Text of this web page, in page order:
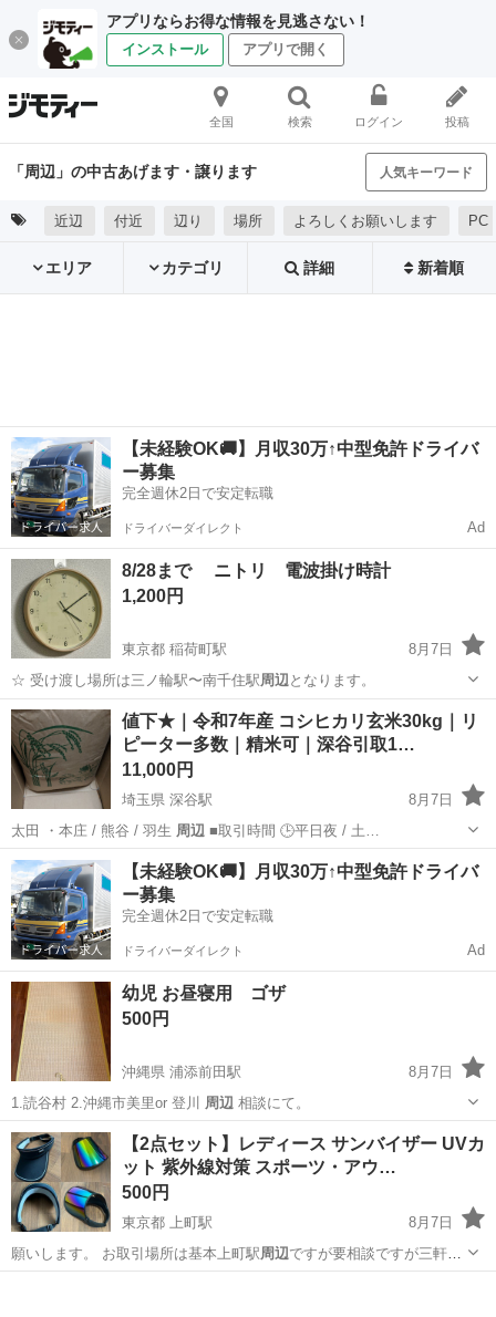
アプリならお得な情報を見逃さない！
インストール アプリで開く
全国 検索 ログイン 投稿
「周辺」の中古あげます・譲ります 人気キーワード
近辺 付近 辺り 場所 よろしくお願いします PC
エリア カテゴリ 詳細 新着順
【未経験OK🚚】月収30万↑中型免許ドライバ
ー募集
完全週休2日で安定転職
ドライバーダイレクト Ad
8/28まで ニトリ 電波掛け時計
1,200円
東京都 稲荷町駅
8月7日
☆ 受け渡し場所は三ノ輪駅〜南千住駅周辺 となります。
東京 台東区 稲荷町駅 時計
値下★｜令和7年産 コシヒカリ玄米30kg｜リ
ピーター多数｜精米可｜深谷引取1…
11,000円
埼玉県 深谷駅
8月7日
太田 ・本庄 / 熊谷 / 羽生 周辺 ■取引時間 🕒平日夜 / 土…
埼玉 熊谷市 深谷駅 食品 玄米
【未経験OK🚚】月収30万↑中型免許ドライバ
ー募集
完全週休2日で安定転職
ドライバーダイレクト Ad
幼児 お昼寝用 ゴザ
500円
沖縄県 浦添前田駅
8月7日
1.読谷村 2.沖縄市美里or 登川 周辺 相談にて。
沖縄 中頭郡 浦添前田駅 ベビー用品
【2点セット】レディース サンバイザー UVカ
ット 紫外線対策 スポーツ・アウ…
500円
東京都 上町駅
8月7日
願いします。 お取引場所は基本上町駅周辺ですが要相談ですが三軒茶
屋駅、経堂駅も…